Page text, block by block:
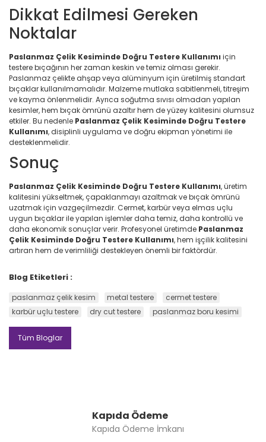
Dikkat Edilmesi Gereken
Noktalar
Paslanmaz Çelik Kesiminde Doğru Testere Kullanımı için
testere bıçağının her zaman keskin ve temiz olması gerekir.
Paslanmaz çelikte ahşap veya alüminyum için üretilmiş standart
bıçaklar kullanılmamalıdır. Malzeme mutlaka sabitlenmeli, titreşim
ve kayma önlenmelidir. Ayrıca soğutma sıvısı olmadan yapılan
kesimler, hem bıçak ömrünü azaltır hem de yüzey kalitesini olumsuz
etkiler. Bu nedenle Paslanmaz Çelik Kesiminde Doğru Testere
Kullanımı, disiplinli uygulama ve doğru ekipman yönetimi ile
desteklenmelidir.
Sonuç
Paslanmaz Çelik Kesiminde Doğru Testere Kullanımı, üretim
kalitesini yükseltmek, çapaklanmayı azaltmak ve bıçak ömrünü
uzatmak için vazgeçilmezdir. Cermet, karbür veya elmas uçlu
uygun bıçaklar ile yapılan işlemler daha temiz, daha kontrollü ve
daha ekonomik sonuçlar verir. Profesyonel üretimde Paslanmaz
Çelik Kesiminde Doğru Testere Kullanımı, hem işçilik kalitesini
artıran hem de verimliliği destekleyen önemli bir faktördür.
Blog Etiketleri :
paslanmaz çelik kesim metal testere
cermet testere
karbür uçlu testere
dry cut testere paslanmaz boru kesimi
Tüm Bloglar
Kapıda Ödeme
Kapıda Ödeme İmkanı